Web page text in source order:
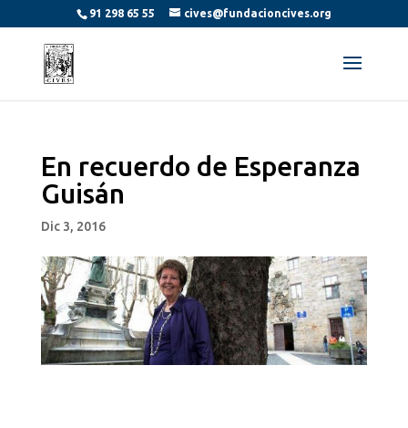
91 298 65 55 cives@fundacioncives.org
En recuerdo de Esperanza
Guisán
Dic 3, 2016